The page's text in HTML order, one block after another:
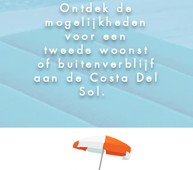
Ontdek de
mogelijkheden
voor een
tweede woonst
of buitenverblijf
aan de Costa Del
Sol.